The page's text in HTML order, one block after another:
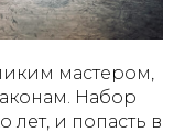
мастером,
Набор
лет, и попасть в